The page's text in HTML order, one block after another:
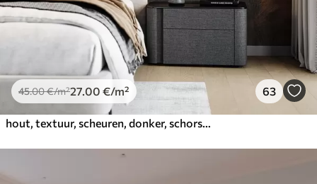
45.00€/m²27 .00 €/m² 63